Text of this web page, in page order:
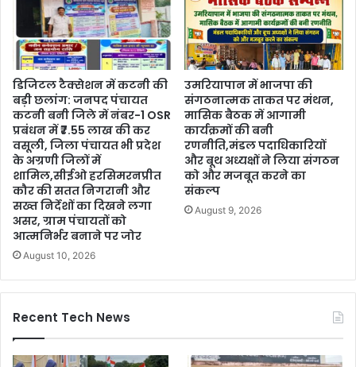
डिजिटल टैक्सेशन में कटनी की
बड़ी छलांग: जनपद पंचायत
कटनी बनी जिले में नंबर-1 OSR
प्रबंधन में ₹7.55 लाख की कर
वसूली, जिला पंचायत भी प्रदेश
के अग्रणी जिलों में
शामिल,सीईओ हरसिमरनप्रीत
कौर की सतत निगरानी और
सख्त निर्देशों का दिखने लगा
असर, ग्राम पंचायतों को
आत्मनिर्भर बनाने पर जोर
August 10, 2026
उमरियापान में भाजपा की
संगठनात्मक ताकत पर मंथन,
मासिक बैठक में आगामी
कार्यक्रमों की बनी
रणनीति,मंडल पदाधिकारियों
और बूथ अध्यक्षों ने लिया संगठन
को और मजबूत करने का
संकल्प
August 9, 2026
Recent Tech News